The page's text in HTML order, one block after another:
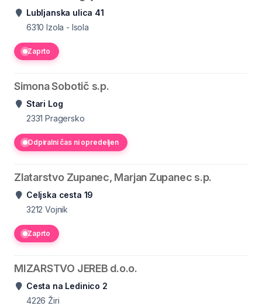
Lubljanska ulica 41
6310 Izola - Isola
Zaprto
Simona Sobotič s.p.
Stari Log
2331 Pragersko
Odpiralni čas ni opredeljen
Zlatarstvo Zupanec, Marjan Zupanec s.p.
Celjska cesta 19
3212 Vojnik
Zaprto
MIZARSTVO JEREB d.o.o.
Cesta na Ledinico 2
4226 Žiri